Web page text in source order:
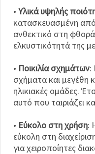
• Υλικά υψηλής
κατασκευασμένη από
ανθεκτικό στη φθορά
ελκυστικότητά της
• Ποικιλία σχημάτων:
σχήματα και μεγέθη
ηλικιακές ομάδες.
αυτό που ταιριάζει
• Εύκολο στη χρήση:
εύκολη στη
για χειροποίητες